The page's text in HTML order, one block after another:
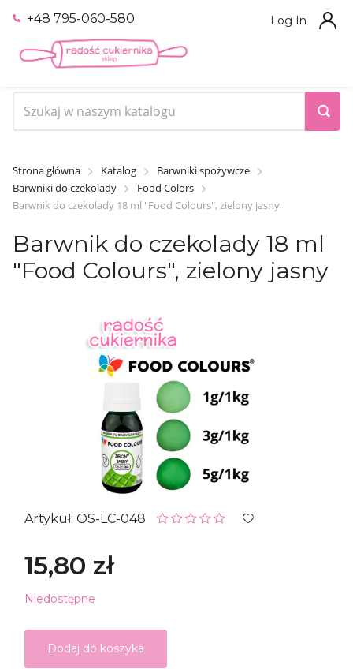
+48 795-060-580 Log In
Strona główna Katalog
Barwniki spożywcze
Barwniki do czekolady
Food Colors
Barwnik do czekolady 18 ml "Food Colours", zielony jasny
Barwnik do czekolady 18 ml
"Food Colours", zielony jasny
Artykuł: OS-LC-048
15,80 zł
Niedostępne
Dodaj do koszyka